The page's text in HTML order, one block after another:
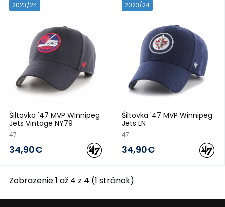
2023/24
Šiltovka '47 MVP Winnipeg
Jets Vintage NY79
47
34,90€
2023/24
Šiltovka '47 MVP Winnipeg
Jets LN
47
34,90€
Zobrazenie 1 až 4 z 4 (1 stránok)